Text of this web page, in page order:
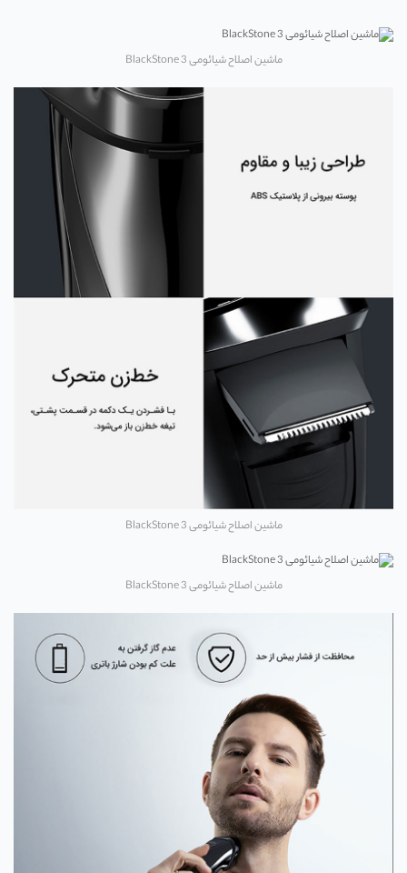
ماشین اصلاح شیائومی BlackStone 3
ماشین اصلاح شیائومی BlackStone 3
ماشین اصلاح شیائومی BlackStone 3